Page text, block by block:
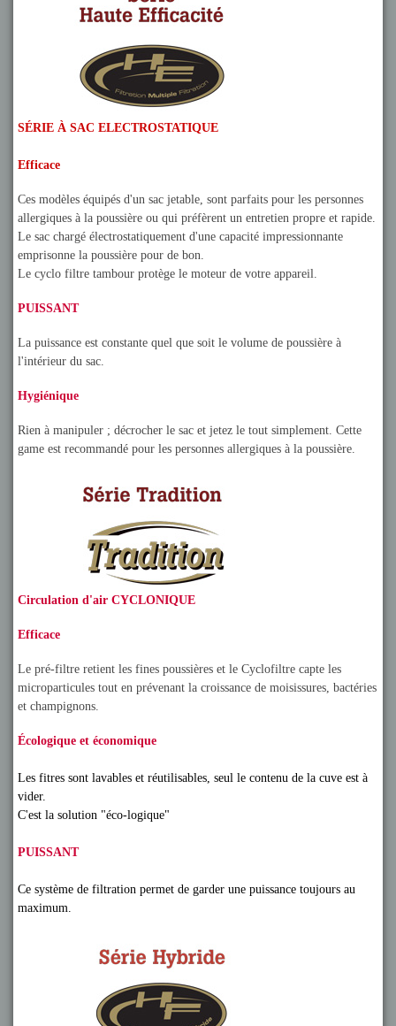
SÉRIE À SAC ELECTROSTATIQUE
Efficace
Ces modèles équipés d'un sac jetable, sont parfaits pour les personnes
allergiques à la poussière ou qui préfèrent un entretien propre et rapide.
Le sac chargé électrostatiquement d'une capacité impressionnante
emprisonne la poussière pour de bon.
Le cyclo filtre tambour protège le moteur de votre appareil.
PUISSANT
La puissance est constante quel que soit le volume de poussière à
l'intérieur du sac.
Hygiénique
Rien à manipuler ; décrocher le sac et jetez le tout simplement. Cette
game est recommandé pour les personnes allergiques à la poussière.
Circulation d'air CYCLONIQUE
Efficace
Le pré-filtre retient les fines poussières et le Cyclofiltre capte les
microparticules tout en prévenant la croissance de moisissures, bactéries
et champignons.
Écologique et économique
Les fitres sont lavables et réutilisables, seul le contenu de la cuve est à
vider.
C'est la solution "éco-logique"
PUISSANT
Ce système de filtration permet de garder une puissance toujours au
maximum.